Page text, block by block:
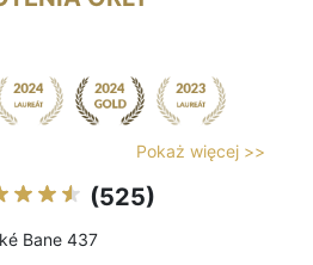
Pokaż więcej >>
(525)
Bane 437